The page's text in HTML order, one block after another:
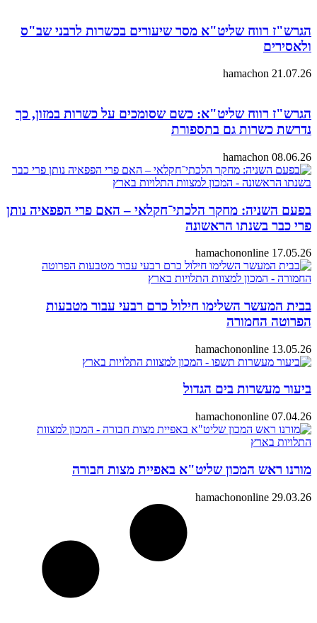
הגרש"ז רווח שליט"א מסר שיעורים בכשרות לרבני שב"ס
ולאסירים
hamachon 21.07.26
הגרש"ז רווח שליט"א: כשם שסומכים על כשרות במזון, כך
נדרשת כשרות גם בתספורת
hamachon 08.06.26
בפעם השניה: מחקר הלכתי־חקלאי – האם פרי הפפאיה נותן
פרי כבר בשנתו הראשונה
hamachononline 17.05.26
בבית המעשר השלימו חילול כרם רבעי עבור מטבעות
הפרוטה החמורה
hamachononline 13.05.26
ביעור מעשרות בים הגדול
hamachononline 07.04.26
מורנו ראש המכון שליט"א באפיית מצות חבורה
hamachononline 29.03.26